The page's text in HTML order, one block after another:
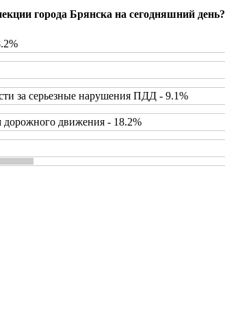
города Брянска на сегодняшний день?
за серьезные нарушения ПДД - 9.1%
дорожного движения - 18.2%